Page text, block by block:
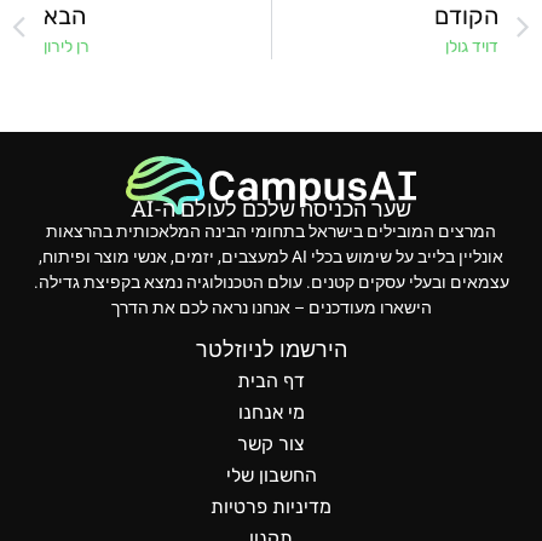
הקודם
דויד גולן
הבא
רן לירון
שער הכניסה שלכם לעולם ה-AI
המרצים המובילים בישראל בתחומי הבינה המלאכותית בהרצאות
אונליין בלייב על שימוש בכלי AI למעצבים, יזמים, אנשי מוצר ופיתוח,
עצמאים ובעלי עסקים קטנים. עולם הטכנולוגיה נמצא בקפיצת גדילה.
הישארו מעודכנים – אנחנו נראה לכם את הדרך
הירשמו לניוזלטר
דף הבית
מי אנחנו
צור קשר
החשבון שלי
מדיניות פרטיות